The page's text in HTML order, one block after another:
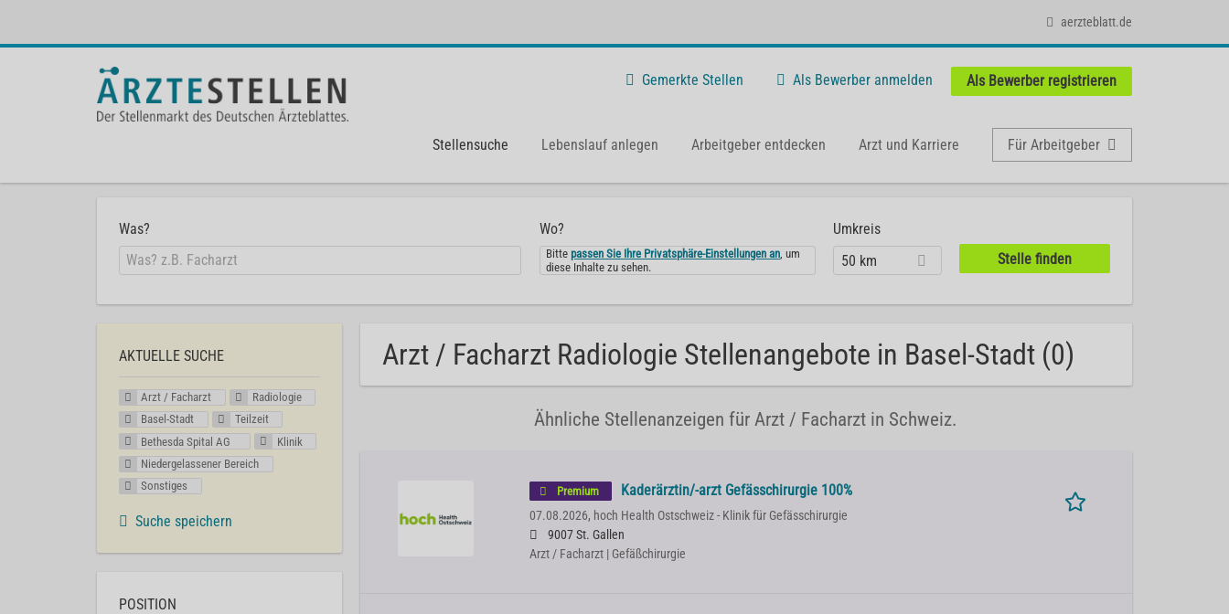
aerzteblatt.de
Gemerkte Stellen Als Bewerber anmelden Als Bewerber registrieren
Stellensuche Lebenslauf anlegen Arbeitgeber entdecken Arzt und Karriere Für Arbeitgeber
Was? Wo?
Bittepassen Sie Ihre Privatsphäre-Einstellungen an, um
diese Inhalte zu sehen.
Umkreis
50 km
Arzt / Facharzt Radiologie Stellenangebote in Basel-Stadt (0)
Ähnliche Stellenanzeigen für Arzt / Facharzt in Schweiz.
Premium Kaderärztin/-arzt Gefässchirurgie 100%
07.08.2026, hoch Health Ostschweiz - Klinik für Gefässchirurgie
9007 St. Gallen
Arzt / Facharzt | Gefäßchirurgie
AKTUELLE SUCHE
Arzt / Facharzt
Radiologie
Basel-Stadt
Teilzeit
Bethesda Spital AG
Klinik
Niedergelassener Bereich
Sonstiges
Suche speichern
POSITION